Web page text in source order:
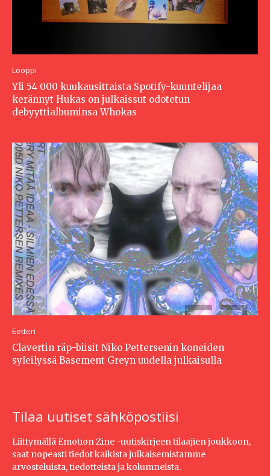
Lööppi
Yli 54 000 kuukausittaista Spotify-kuuntelijaa
kerännyt Hukas on julkaissut odotetun
debyyttialbuminsa Whokas
Eetteri
Clavertin räp-biisit Niko Pettersenin koneiden
syleilyssä Basement Greyn uudella julkaisulla
Tilaa uutiset sähköpostiisi
Liittymällä Emotion Zine -uutiskirjeen tilaajien joukkoon,
saat nopeasti tiedot kaikista julkaisemistamme
arvosteluista, tiedotteista ja kolumneista.